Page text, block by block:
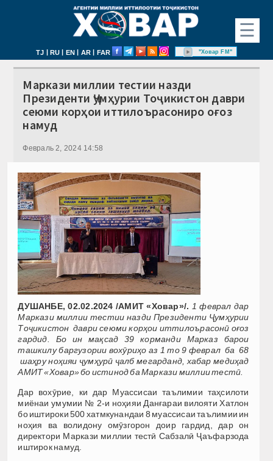
☰
TJ | RU | EN | AR | FAR "Ховар FM"
Маркази миллии тестии назди
Президенти Ҷумҳурии Тоҷикистон даври
сеюми корҳои иттилоърасониро оғоз
намуд
Февраль 2, 2024 14:58
ДУШАНБЕ, 02.02.2024 /АМИТ «Ховар»/. 1 феврал дар
Маркази миллии тестии назди Президенти Ҷумҳурии
Тоҷикистон даври сеюми корҳои иттилоърасонӣ оғоз
гардид. Бо ин мақсад 39 корманди Марказ барои
ташкилу баргузории вохӯриҳо аз 1 то 9 феврал ба 68
шаҳру ноҳияи ҷумҳурӣ ҷалб мегарданд, хабар медиҳад
АМИТ «Ховар» бо истинод ба Маркази миллии тестӣ.
Дар вохӯрие, ки дар Муассисаи таълимии таҳсилоти
миёнаи умумии № 2‑и ноҳияи Данғараи вилояти Хатлон
бо иштироки 500 хатмкунандаи 8 муассисаи таълимии ин
ноҳия ва волидону омӯзгорон доир гардид, дар он
директори Маркази миллии тестӣ Сабзалӣ Ҷаъфарзода
иштирок намуд.